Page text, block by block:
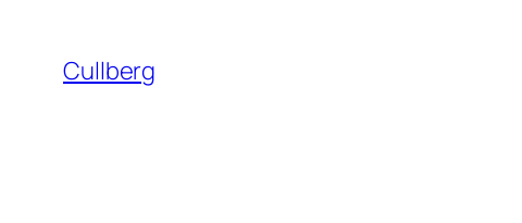
innehåll
Cullberg